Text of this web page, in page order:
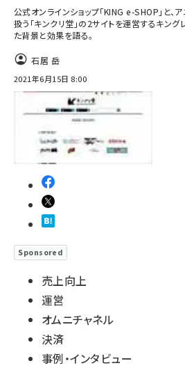
公式オンラインショップ「KING e-SHOP」と、
扱う「キンクリ堂」の2サイトを運営するキング
た背景と効果を語る。
石居 岳
2021年6月15日 8:00
Sponsored
売上向上
運営
オムニチャネル
決済
事例・インタビュー